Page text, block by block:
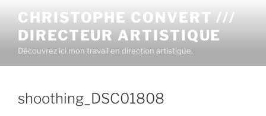
CHRISTOPHE CONVERT ///
DIRECTEUR ARTISTIQUE
Découvrez ici mon travail en direction artistique.
shoothing_DSC01808